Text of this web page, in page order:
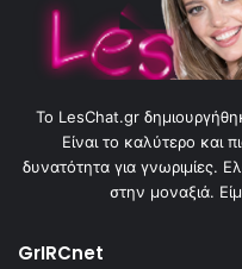
To LesChat.gr
Είναι το καλύτερο και
δυνατότητα για γνωριμίες.
στην μοναξιά.
GrIRCnet